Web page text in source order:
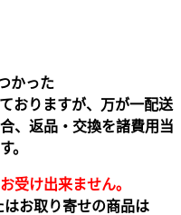
かった
おりますが、万が一配送
、返品・交換を諸費用当
。
受け出来ません｡
お取り寄せの商品は